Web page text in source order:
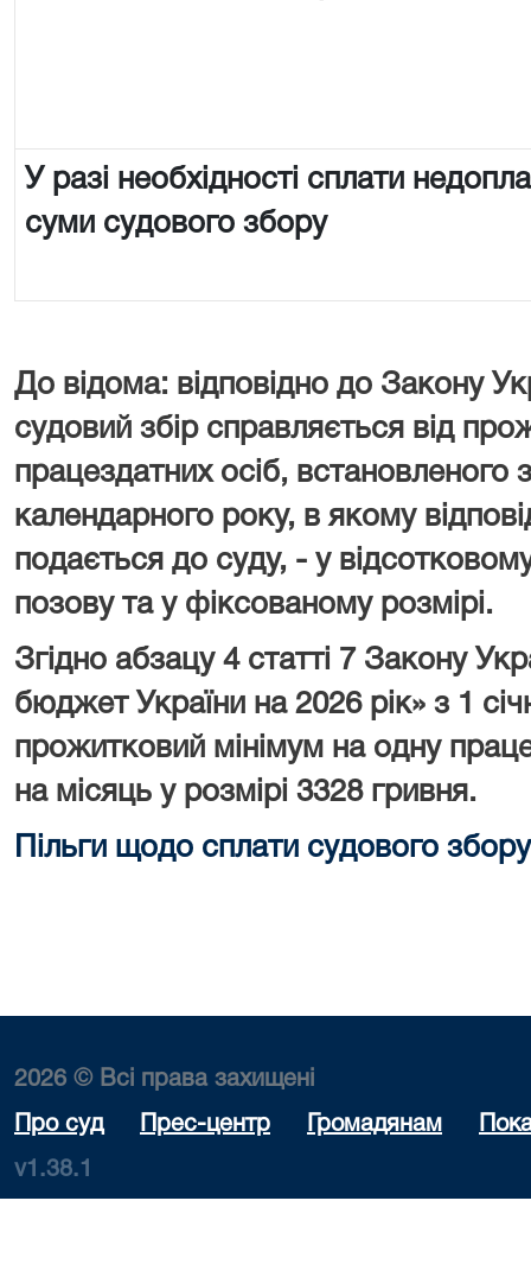
У разі необхідності сплати
суми судового збору
До відома: відповідно до Закону
судовий збір справляється від
працездатних осіб, встановленого
календарного року, в якому
подається до суду, - у
позову та у фіксованому розмірі.
Згідно абзацу 4 статті 7 Закону
бюджет України на 2026 рік» з 1
прожитковий мінімум на одну
на місяць у розмірі 3328 гривня.
Пільги щодо сплати судового збору
2026 © Всі права захищені
Про суд Прес-центр Громадянам
v1.38.1